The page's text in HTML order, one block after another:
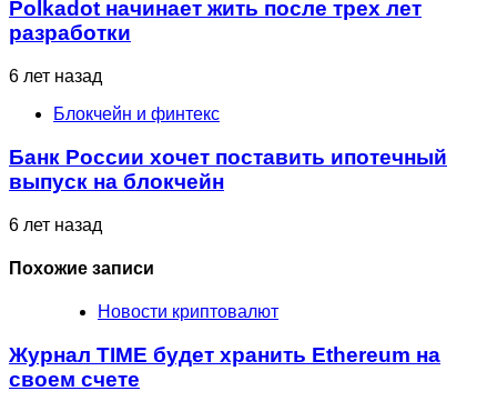
Polkadot начинает жить после трех лет
разработки
6 лет назад
Блокчейн и финтекс
Банк России хочет поставить ипотечный
выпуск на блокчейн
6 лет назад
Похожие записи
Новости криптовалют
Журнал TIME будет хранить Ethereum на
своем счете